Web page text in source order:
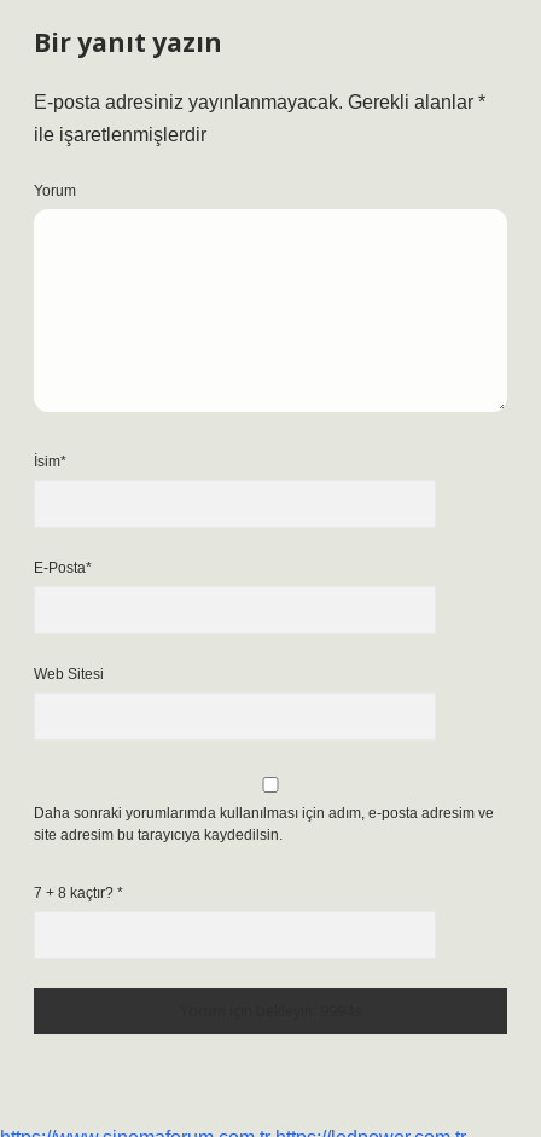
Bir yanıt yazın
E-posta adresiniz yayınlanmayacak. Gerekli alanlar *
ile işaretlenmişlerdir
Yorum
İsim*
E-Posta*
Web Sitesi
Daha sonraki yorumlarımda kullanılması için adım, e-posta adresim ve
site adresim bu tarayıcıya kaydedilsin.
7 + 8 kaçtır? *